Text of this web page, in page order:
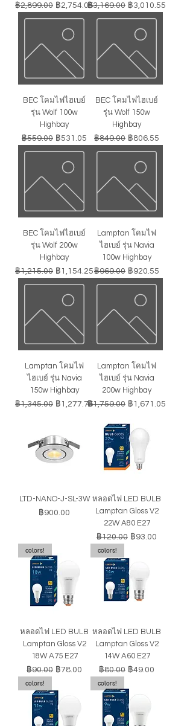
ราคาปกติ
฿2,899.00 ราคาขายลด
฿2,754.05ราคาปกติ
฿3,169.00 ราคาขายลด
฿3,010.55
BEC โคมไฟไฮเบย์
รุ่น Wolf 100w
Highbay
ราคาปกติ
฿559.00 ราคาขายลด
฿531.05
BEC โคมไฟไฮเบย์
รุ่น Wolf 150w
Highbay
ราคาปกติ
฿849.00 ราคาขายลด
฿806.55
BEC โคมไฟไฮเบย์
รุ่น Wolf 200w
Highbay
ราคาปกติ
฿1,215.00 ราคาขายลด
฿1,154.25
Lamptan โคมไฟ
ไฮเบย์ รุ่น Navia
100w Highbay
ราคาปกติ
฿969.00 ราคาขายลด
฿920.55
Lamptan โคมไฟ
ไฮเบย์ รุ่น Navia
150w Highbay
ราคาปกติ
฿1,345.00 ราคาขายลด
฿1,277.75
Lamptan โคมไฟ
ไฮเบย์ รุ่น Navia
200w Highbay
ราคาปกติ
฿1,759.00 ราคาขายลด
฿1,671.05
LTD-NANO-J-SL-3W
ราคา
฿900.00
หลอดไฟ LED BULB
Lamptan Gloss V2
22W A80 E27
ราคาปกติ
฿120.00 ราคาขายลด
฿93.00
colors!
หลอดไฟ LED BULB
Lamptan Gloss V2
18W A75 E27
ราคาปกติ
฿90.00 ราคาขายลด
฿78.00
colors!
หลอดไฟ LED BULB
Lamptan Gloss V2
14W A60 E27
ราคาปกติ
฿80.00 ราคาขายลด
฿49.00
colors!
colors!